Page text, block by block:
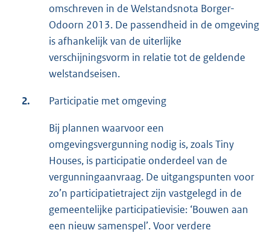
omschreven in de Welstandsnota Borger-
Odoorn 2013. De passendheid in de omgeving
is afhankelijk van de uiterlijke
verschijningsvorm in relatie tot de geldende
welstandseisen.
2. Participatie met omgeving
Bij plannen waarvoor een
omgevingsvergunning nodig is, zoals Tiny
Houses, is participatie onderdeel van de
vergunningaanvraag. De uitgangspunten voor
zo’n participatietraject zijn vastgelegd in de
gemeentelijke participatievisie: ‘Bouwen aan
een nieuw samenspel’. Voor verdere